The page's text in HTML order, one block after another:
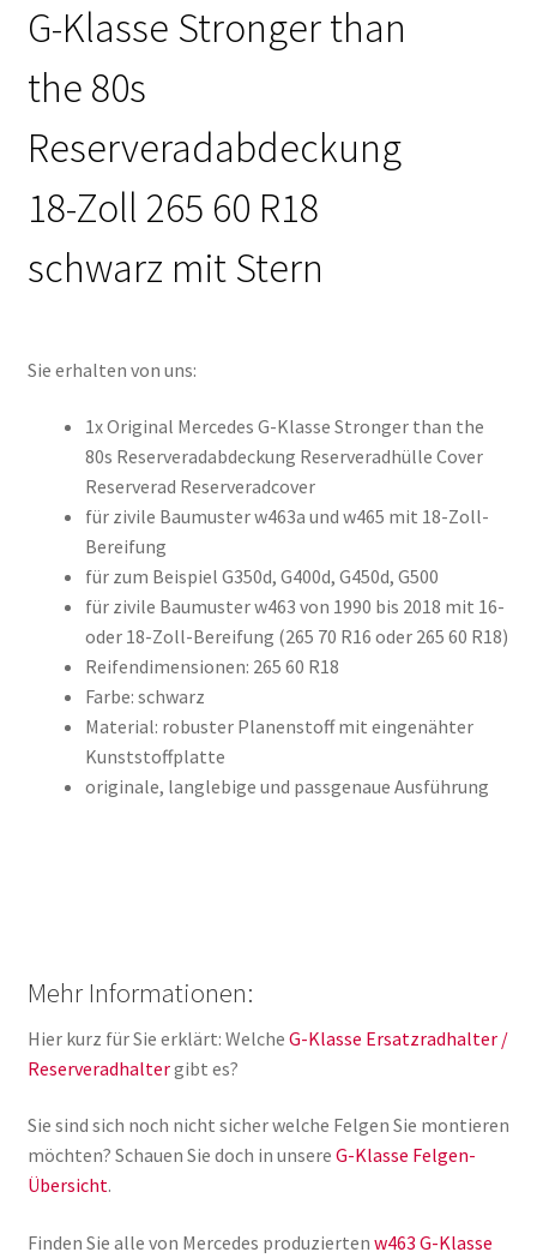
G-Klasse Stronger than
the 80s
Reserveradabdeckung
18-Zoll 265 60 R18
schwarz mit Stern
Sie erhalten von uns:
1x Original Mercedes G-Klasse Stronger than the
80s Reserveradabdeckung Reserveradhülle Cover
Reserverad Reserveradcover
für zivile Baumuster w463a und w465 mit 18-Zoll-
Bereifung
für zum Beispiel G350d, G400d, G450d, G500
für zivile Baumuster w463 von 1990 bis 2018 mit 16-
oder 18-Zoll-Bereifung (265 70 R16 oder 265 60 R18)
Reifendimensionen: 265 60 R18
Farbe: schwarz
Material: robuster Planenstoff mit eingenähter
Kunststoffplatte
originale, langlebige und passgenaue Ausführung
Mehr Informationen:
Hier kurz für Sie erklärt: Welche G-Klasse Ersatzradhalter /
Reserveradhaltergibt es?
Sie sind sich noch nicht sicher welche Felgen Sie montieren
möchten? Schauen Sie doch in unsere G-Klasse Felgen-
Übersicht.
Finden Sie alle von Mercedes produzierten w463 G-Klasse